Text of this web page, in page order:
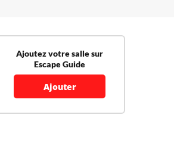
Ajoutez votre salle sur
Escape Guide
Ajouter